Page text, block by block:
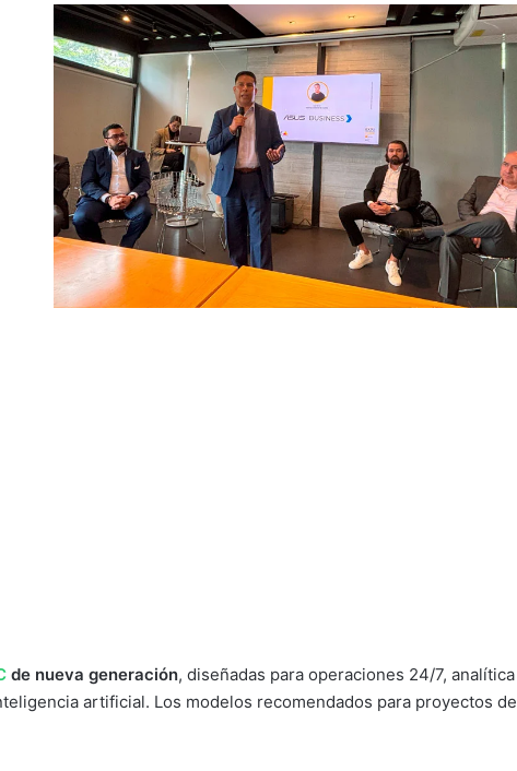
de nueva generación, diseñadas para operaciones 24/7, analítica
artificial. Los modelos recomendados para proyectos de